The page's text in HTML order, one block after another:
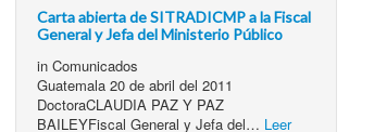
Carta abierta de SITRADICMP a la Fiscal
General y Jefa del Ministerio Público
inComunicados
Guatemala 20 de abril del 2011
DoctoraCLAUDIA PAZ Y PAZ
BAILEYFiscal General y Jefa del… Leer